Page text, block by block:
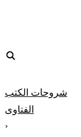
شروحات الكتب
الفتاوى
‹